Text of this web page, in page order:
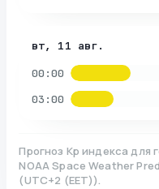
вт, 11 авг.
00:00
03:00
Прогноз Kp индекса для
NOAA Space Weather
(UTC+2 (EET)).